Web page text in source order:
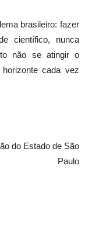
brasileiro: fazer
científico, nunca
não se atingir o
cada vez
do Estado de São
Paulo